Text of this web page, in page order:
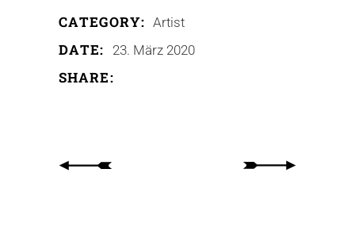
CATEGORY: Artist
DATE: 23. März 2020
SHARE: